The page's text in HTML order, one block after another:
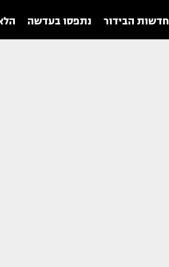
חדשות הבידור נתפסו בעדשה